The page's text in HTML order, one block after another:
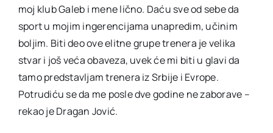
moj klub Galeb i mene lično. Daću sve od sebe da
sport u mojim ingerencijama unapredim, učinim
boljim. Biti deo ove elitne grupe trenera je velika
stvar i još veća obaveza, uvek će mi biti u glavi da
tamo predstavljam trenera iz Srbije i Evrope.
Potrudiću se da me posle dve godine ne zaborave –
rekao je Dragan Jović.